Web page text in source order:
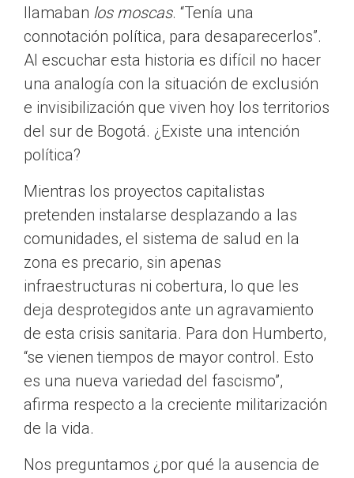
llamaban los moscas. “Tenía una
connotación política, para desaparecerlos”.
Al escuchar esta historia es difícil no hacer
una analogía con la situación de exclusión
e invisibilización que viven hoy los territorios
del sur de Bogotá. ¿Existe una intención
política?
Mientras los proyectos capitalistas
pretenden instalarse desplazando a las
comunidades, el sistema de salud en la
zona es precario, sin apenas
infraestructuras ni cobertura, lo que les
deja desprotegidos ante un agravamiento
de esta crisis sanitaria. Para don Humberto,
“se vienen tiempos de mayor control. Esto
es una nueva variedad del fascismo”,
afirma respecto a la creciente militarización
de la vida.
Nos preguntamos ¿por qué la ausencia de